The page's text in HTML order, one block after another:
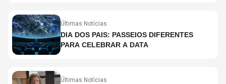
Últimas Notícias
DIA DOS PAIS: PASSEIOS DIFERENTES
PARA CELEBRAR A DATA
Últimas Notícias